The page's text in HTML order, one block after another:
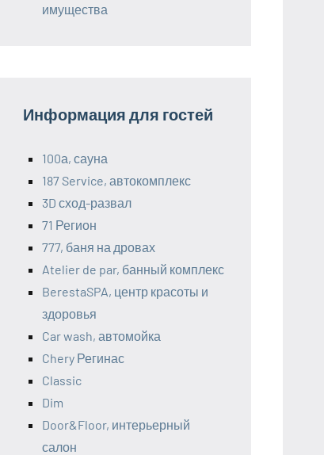
имущества
Информация для гостей
100а, сауна
187 Service, автокомплекс
3D сход-развал
71 Регион
777, баня на дровах
Atelier de par, банный комплекс
BerestaSPA, центр красоты и
здоровья
Car wash, автомойка
Chery Регинас
Classic
Dim
Door&Floor, интерьерный
салон